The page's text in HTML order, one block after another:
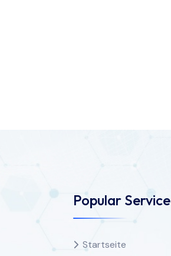
Popular Service
Startseite